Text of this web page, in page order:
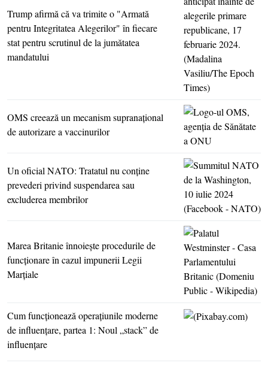
Trump afirmă că va trimite o "Armată
pentru Integritatea Alegerilor" în fiecare
stat pentru scrutinul de la jumătatea
mandatului
OMS creează un mecanism supranaţional
de autorizare a vaccinurilor
Un oficial NATO: Tratatul nu conţine
prevederi privind suspendarea sau
excluderea membrilor
Marea Britanie înnoieşte procedurile de
funcţionare în cazul impunerii Legii
Marţiale
Cum funcţionează operaţiunile moderne
de influenţare, partea 1: Noul „stack” de
influenţare